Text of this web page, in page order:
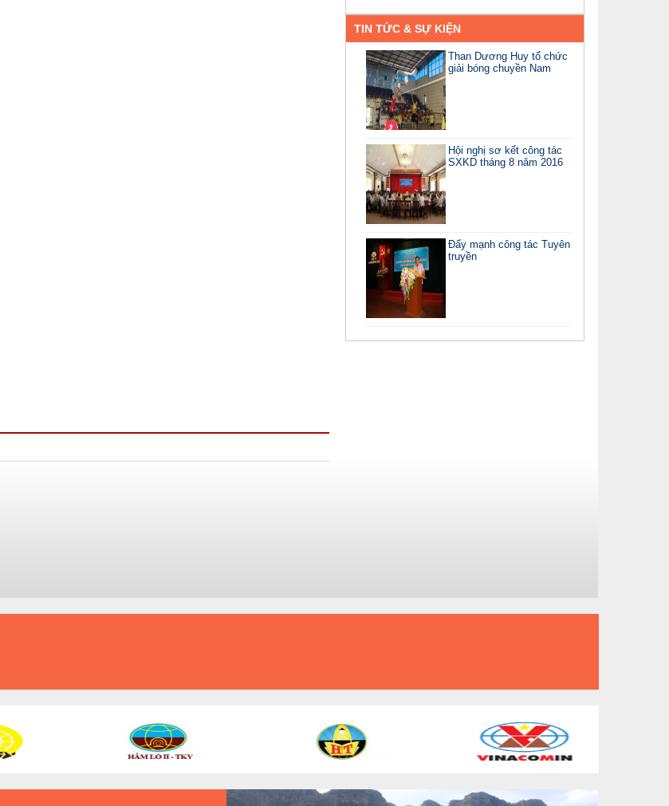
TIN TỨC & SỰ KIỆN
Than Dương Huy tổ chức
giải bóng chuyền Nam
Hội nghị sơ kết công tác
SXKD tháng 8 năm 2016
Đẩy mạnh công tác Tuyên
truyền